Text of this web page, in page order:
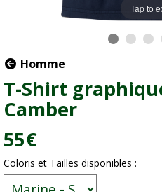
Tap to
Homme
T-Shirt
Camber
55€
Coloris et Tailles disponibles :